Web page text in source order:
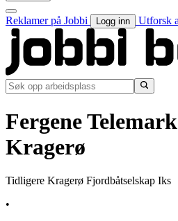
Reklamer på Jobbi Logg inn Utforsk
Fergene
Kragerø
Tidligere Kragerø Fjordbåtselskap Iks
•